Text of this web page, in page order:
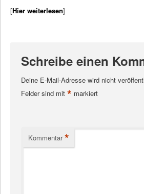
[Hier weiterlesen]
Schreibe einen
Deine E-Mail-Adresse wird nicht
Felder sind mit * markiert
Kommentar *